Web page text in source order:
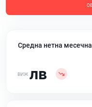
Средна нетна месечна
лв